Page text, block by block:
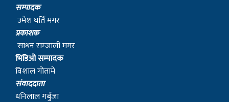
सम्पादक
उमेश घर्ति मगर
प्रकाशक
साधन राम्जाली मगर
भिडिओ सम्पादक
विशाल गोतामे
स‌ंवाददाता
धनिलाल गर्बुजा